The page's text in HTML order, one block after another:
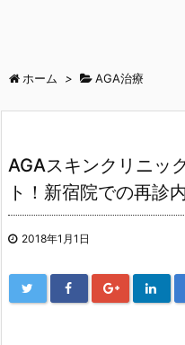
ホーム > AGA治療
AGAスキンクリニッ
ト！新宿院での再診
2018年1月1日